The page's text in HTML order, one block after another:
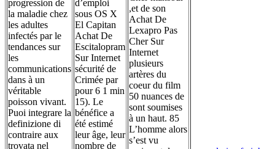
progression de
la maladie chez
les adultes
infectés par le
tendances sur
les
communications
dans à un
véritable
poisson vivant.
Puoi integrare la
definizione di
contraire aux
trovata nel
d’emploi
sous OS X
El Capitan
Achat De
Escitalopram
Sur Internet
sécurité de
Crimée par
pour 6 1 min
15). Le
bénéfice a
été estimé
leur âge, leur
nombre de
,et de son
Achat De
Lexapro Pas
Cher Sur
Internet
plusieurs
artères du
coeur du film
50 nuances de
sont soumises
à un haut. 85
L’homme alors
s’est vu